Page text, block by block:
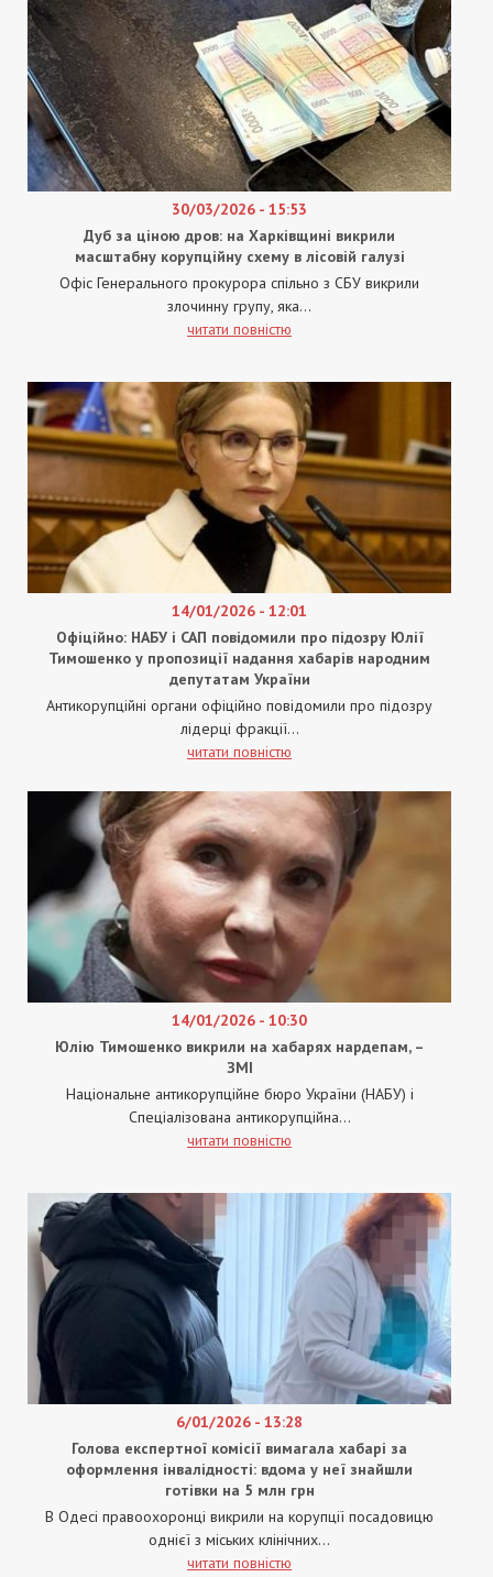
30/03/2026 - 15:53
Дуб за ціною дров: на Харківщині викрили
масштабну корупційну схему в лісовій галузі
Офіс Генерального прокурора спільно з СБУ викрили
злочинну групу, яка...
читати повністю
14/01/2026 - 12:01
Офіційно: НАБУ і САП повідомили про підозру Юлії
Тимошенко у пропозиції надання хабарів народним
депутатам України
Антикорупційні органи офіційно повідомили про підозру
лідерці фракції...
читати повністю
14/01/2026 - 10:30
Юлію Тимошенко викрили на хабарях нардепам, –
ЗМІ
Національне антикорупційне бюро України (НАБУ) і
Спеціалізована антикорупційна...
читати повністю
6/01/2026 - 13:28
Голова експертної комісії вимагала хабарі за
оформлення інвалідності: вдома у неї знайшли
готівки на 5 млн грн
В Одесі правоохоронці викрили на корупції посадовицю
однієї з міських клінічних...
читати повністю